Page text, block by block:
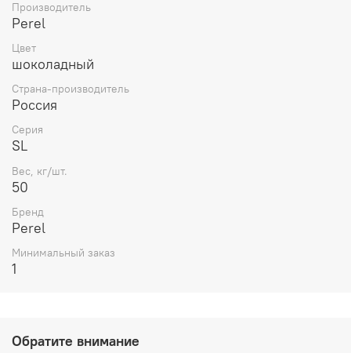
00xx – «лето»
50xx – «зима»
Технические характеристики:
Для кирпича с водопоглощением
Влажность сухой смеси не более
Максимальная фракция наполнителя
Расход воды затворения
Время жизни
Адгезия 28 суток не менее, МПа
Производитель
Perel
Цвет
шоколадный
Страна-производитель
Россия
Серия
SL
Вес, кг/шт.
50
Бренд
Perel
Минимальный заказ
1
Обратите внимание